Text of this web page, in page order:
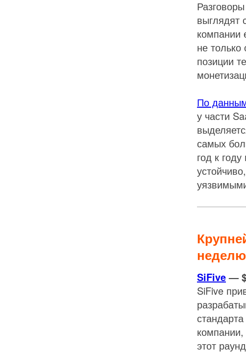
выглядят
компании
не только
позиции
По
у части
самых
год к
неделю
SiFive—
SiFive
этот